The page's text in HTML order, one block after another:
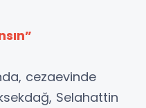
cezaevinde
Selahattin